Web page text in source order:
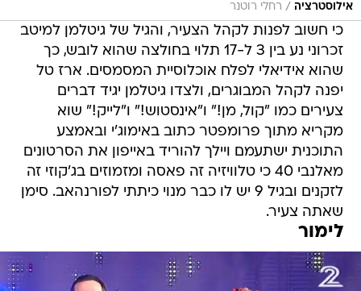
אילוסטרציה / רחלי רוטנר
כי חשוב לפנות לקהל הצעיר, והגיל של גיטלמן למיטב
זכרוני נע בין 3 ל-17 תלוי בחולצה שהוא לובש, כך
שהוא אידיאלי לפלח אוכלוסיית המסמסים. ארז טל
יפנה לקהל המבוגרים, ולצדו גיטלמן יגיד דברים
צעירים כמו "קול, מן!" ו"אינסטוש!" ו"לייק!" שוא
מקריא מתוך פרומפטר כתוב באימוג'י ובאמצע
התוכנית ישתעמם ויילך להוריד באייפון את הסרטונים
מאלנבי 40 כי טלוויזיה זה פאסה ומזמוזים בג'קוזי זה
לזקנים ובגיל 9 יש לו כבר מנוי כיתתי לפורנהאב. סימן
שאתה צעיר.
לימור